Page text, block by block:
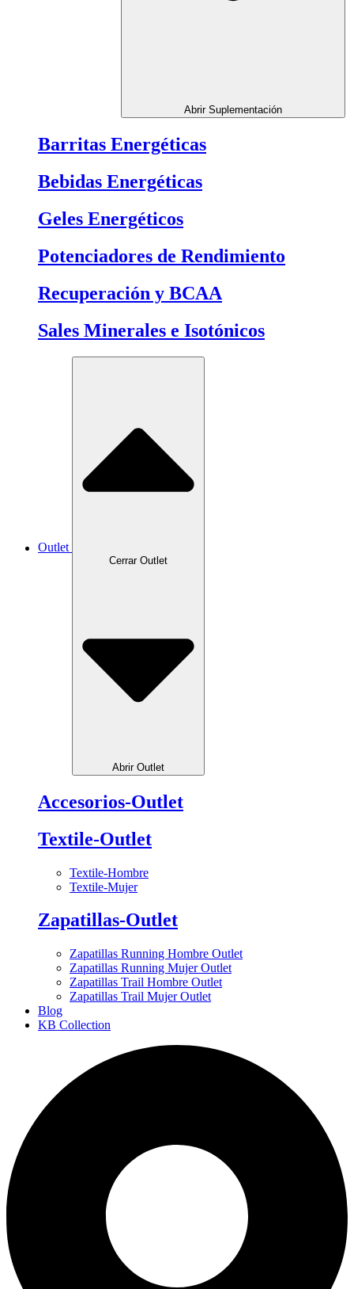
Abrir Suplementación
Barritas Energéticas
Bebidas Energéticas
Geles Energéticos
Potenciadores de Rendimiento
Recuperación y BCAA
Sales Minerales e Isotónicos
Outlet
Cerrar Outlet
Abrir Outlet
Accesorios-Outlet
Textile-Outlet
Textile-Hombre
Textile-Mujer
Zapatillas-Outlet
Zapatillas Running Hombre Outlet
Zapatillas Running Mujer Outlet
Zapatillas Trail Hombre Outlet
Zapatillas Trail Mujer Outlet
Blog
KB Collection